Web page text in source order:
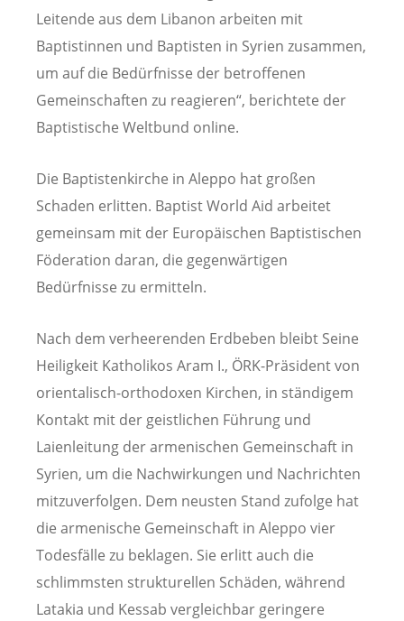
Leitende aus dem Libanon arbeiten mit
Baptistinnen und Baptisten in Syrien zusammen,
um auf die Bedürfnisse der betroffenen
Gemeinschaften zu reagieren“, berichtete der
Baptistische Weltbund online.
Die Baptistenkirche in Aleppo hat großen
Schaden erlitten. Baptist World Aid arbeitet
gemeinsam mit der Europäischen Baptistischen
Föderation daran, die gegenwärtigen
Bedürfnisse zu ermitteln.
Nach dem verheerenden Erdbeben bleibt Seine
Heiligkeit Katholikos Aram I., ÖRK-Präsident von
orientalisch-orthodoxen Kirchen, in ständigem
Kontakt mit der geistlichen Führung und
Laienleitung der armenischen Gemeinschaft in
Syrien, um die Nachwirkungen und Nachrichten
mitzuverfolgen. Dem neusten Stand zufolge hat
die armenische Gemeinschaft in Aleppo vier
Todesfälle zu beklagen. Sie erlitt auch die
schlimmsten strukturellen Schäden, während
Latakia und Kessab vergleichbar geringere